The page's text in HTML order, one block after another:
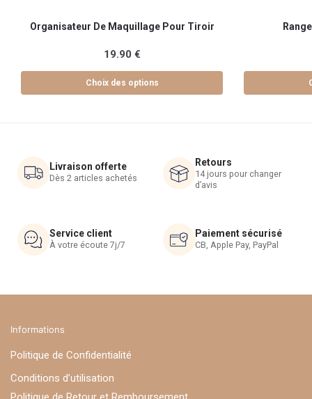
Organisateur De Maquillage Pour Tiroir
19.90 €
Choix des options
produit
Les
choisies
sur
du
produit
Les
du
produit
Livraison offerte
Dès 2 articles achetés
Retours
14 jours pour changer
d’avis
Service client
À votre écoute 7j/7
Paiement sécurisé
CB, Apple Pay, PayPal
Informations
Politique de Confidentialité
Conditions d’utilisation